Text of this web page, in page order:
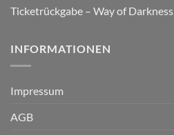
Ticketrückgabe – Way of Darkness
INFORMATIONEN
Impressum
AGB